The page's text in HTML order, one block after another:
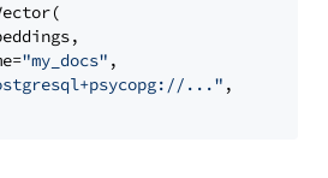
"my_docs" ,
..." ,